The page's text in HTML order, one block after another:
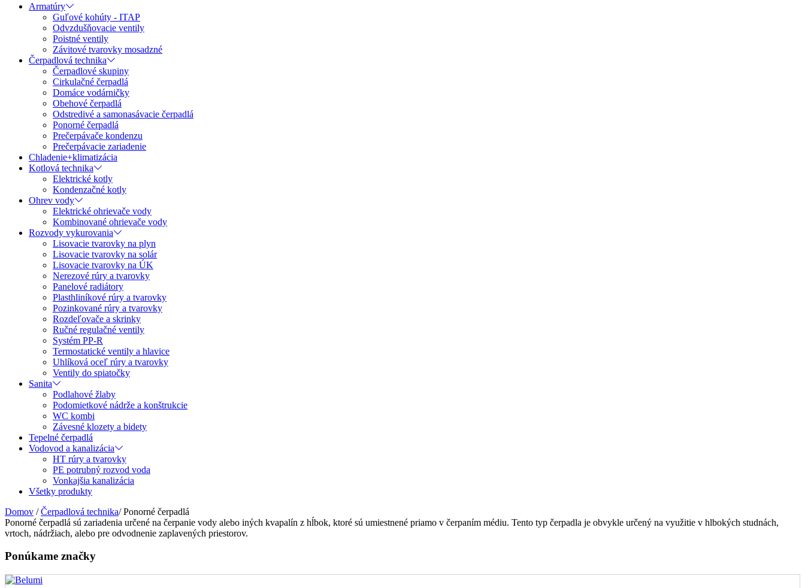
Armatúry
Guľové kohúty - ITAP
Odvzdušňovacie ventily
Poistné ventily
Závitové tvarovky mosadzné
Čerpadlová technika
Čerpadlové skupiny
Cirkulačné čerpadlá
Domáce vodárničky
Obehové čerpadlá
Odstredivé a samonasávacie čerpadlá
Ponorné čerpadlá
Prečerpávače kondenzu
Prečerpávacie zariadenie
Chladenie+klimatizácia
Kotlová technika
Elektrické kotly
Kondenzačné kotly
Ohrev vody
Elektrické ohrievače vody
Kombinované ohrievače vody
Rozvody vykurovania
Lisovacie tvarovky na plyn
Lisovacie tvarovky na solár
Lisovacie tvarovky na ÚK
Nerezové rúry a tvarovky
Panelové radiátory
Plasthliníkové rúry a tvarovky
Pozinkované rúry a tvarovky
Rozdeľovače a skrinky
Ručné regulačné ventily
Systém PP-R
Termostatické ventily a hlavice
Uhlíková oceľ rúry a tvarovky
Ventily do spiatočky
Sanita
Podlahové žlaby
Podomietkové nádrže a konštrukcie
WC kombi
Závesné klozety a bidety
Tepelné čerpadlá
Vodovod a kanalizácia
HT rúry a tvarovky
PE potrubný rozvod voda
Vonkajšia kanalizácia
Všetky produkty
Domov / Čerpadlová technika/ Ponorné čerpadlá
Ponorné čerpadlá sú zariadenia určené na čerpanie vody alebo iných kvapalín z hĺbok, ktoré sú umiestnené priamo v čerpaním médiu. Tento typ čerpadla je obvykle určený na využitie v hlbokých studnách,
vrtoch, nádržiach, alebo pre odvodnenie zaplavených priestorov.
Ponúkame značky